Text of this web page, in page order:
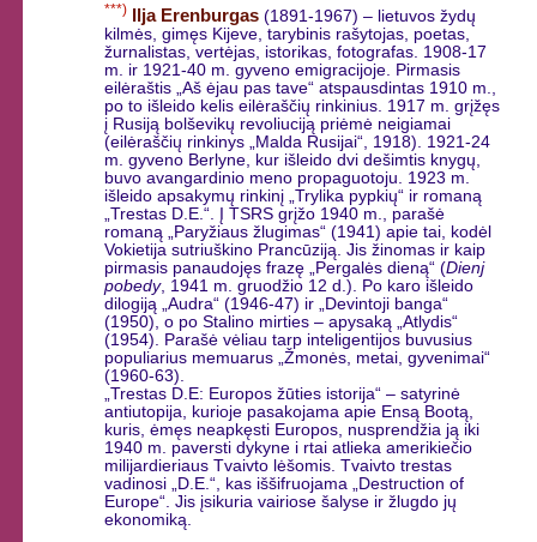
***) Ilja Erenburgas (1891-1967) – lietuvos žydų
kilmės, gimęs Kijeve, tarybinis rašytojas, poetas,
žurnalistas, vertėjas, istorikas, fotografas. 1908-17
m. ir 1921-40 m. gyveno emigracijoje. Pirmasis
eilėraštis „Aš ėjau pas tave“ atspausdintas 1910 m.,
po to išleido kelis eilėraščių rinkinius. 1917 m. grįžęs
į Rusiją bolševikų revoliuciją priėmė neigiamai
(eilėraščių rinkinys „Malda Rusijai“, 1918). 1921-24
m. gyveno Berlyne, kur išleido dvi dešimtis knygų,
buvo avangardinio meno propaguotoju. 1923 m.
išleido apsakymų rinkinį „Trylika pypkių“ ir romaną
„Trestas D.E.“. Į TSRS grįžo 1940 m., parašė
romaną „Paryžiaus žlugimas“ (1941) apie tai, kodėl
Vokietija sutriuškino Prancūziją. Jis žinomas ir kaip
pirmasis panaudojęs frazę „Pergalės dieną“ (Dienj
pobedy, 1941 m. gruodžio 12 d.). Po karo išleido
dilogiją „Audra“ (1946-47) ir „Devintoji banga“
(1950), o po Stalino mirties – apysaką „Atlydis“
(1954). Parašė vėliau tarp inteligentijos buvusius
populiarius memuarus „Žmonės, metai, gyvenimai“
(1960-63).
„Trestas D.E: Europos žūties istorija“ – satyrinė
antiutopija, kurioje pasakojama apie Ensą Bootą,
kuris, ėmęs neapkęsti Europos, nusprendžia ją iki
1940 m. paversti dykyne i rtai atlieka amerikiečio
milijardieriaus Tvaivto lėšomis. Tvaivto trestas
vadinosi „D.E.“, kas iššifruojama „Destruction of
Europe“. Jis įsikuria vairiose šalyse ir žlugdo jų
ekonomiką.